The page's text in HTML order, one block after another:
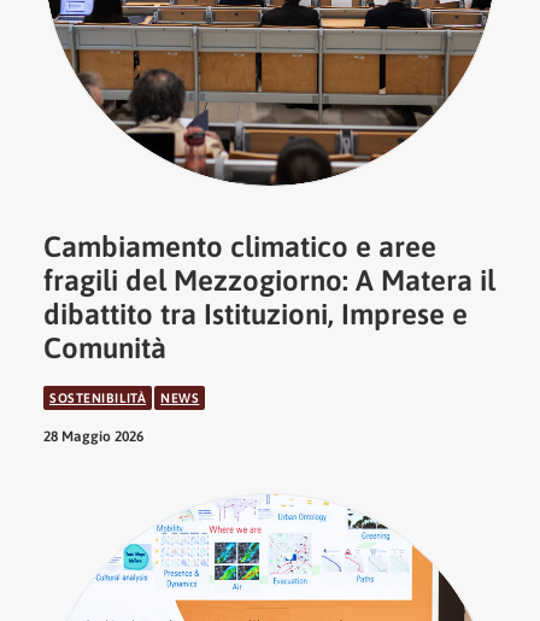
Cambiamento climatico e aree
fragili del Mezzogiorno: A Matera il
dibattito tra Istituzioni, Imprese e
Comunità
SOSTENIBILITÀ NEWS
28 Maggio 2026